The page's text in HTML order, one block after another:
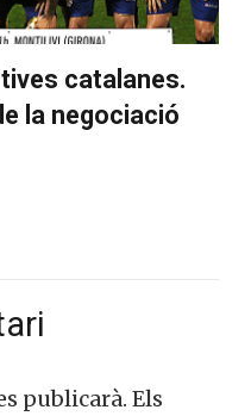
catalanes.
la negociació
publicarà. Els